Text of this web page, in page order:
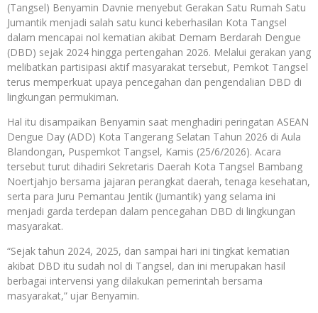
(Tangsel) Benyamin Davnie menyebut Gerakan Satu Rumah Satu
Jumantik menjadi salah satu kunci keberhasilan Kota Tangsel
dalam mencapai nol kematian akibat Demam Berdarah Dengue
(DBD) sejak 2024 hingga pertengahan 2026. Melalui gerakan yang
melibatkan partisipasi aktif masyarakat tersebut, Pemkot Tangsel
terus memperkuat upaya pencegahan dan pengendalian DBD di
lingkungan permukiman.
Hal itu disampaikan Benyamin saat menghadiri peringatan ASEAN
Dengue Day (ADD) Kota Tangerang Selatan Tahun 2026 di Aula
Blandongan, Puspemkot Tangsel, Kamis (25/6/2026). Acara
tersebut turut dihadiri Sekretaris Daerah Kota Tangsel Bambang
Noertjahjo bersama jajaran perangkat daerah, tenaga kesehatan,
serta para Juru Pemantau Jentik (Jumantik) yang selama ini
menjadi garda terdepan dalam pencegahan DBD di lingkungan
masyarakat.
“Sejak tahun 2024, 2025, dan sampai hari ini tingkat kematian
akibat DBD itu sudah nol di Tangsel, dan ini merupakan hasil
berbagai intervensi yang dilakukan pemerintah bersama
masyarakat,” ujar Benyamin.